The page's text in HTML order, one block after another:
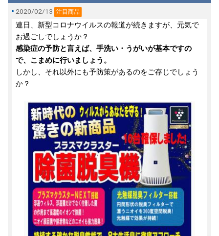
2020/02/13 注目商品
連日、新型コロナウイルスの報道が続きますが、元気で
お過ごしでしょうか？
感染症の予防と言えば、手洗い・うがいが基本ですの
で、こまめに行いましょう。
しかし、それ以外にも予防策があるのをご存じでしょう
か？